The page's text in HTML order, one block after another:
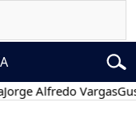
Alfredo Vargas